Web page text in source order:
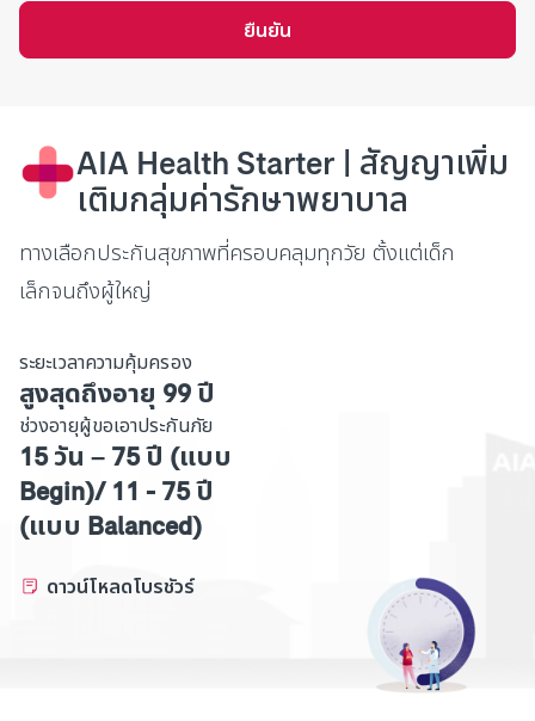
ความตามกฎหมาย การให้ความยินยอมครั้งนี้มีผลแทนที่การ
วัตถุประสงค์ข้างต้น ท่านสามารถศึกษานโยบายข้อมูลส่วน
บุคคลได้ที่เว็บไซต์ของเอไอเอตามลิ้งค์ดังต่อไปนี้
www.aia.co.th/privacy และสามารถติดต่อสอบถามข้อมูล
เพิ่มเติม หรือ ร้องขอใช้สิทธิตามที่กฎหมายกำหนด ได้ที่เอไอเอ
คอลเซ็นเตอร์ โทร. 1581 หากท่านต้องการติดต่อเจ้าหน้าที่
คุ้มครองข้อมูลส่วนบุคคลของเอไอเอ (DPO) กรุณาติดต่อทาง
ไอเอ จำกัด 181 ถนนสุรวงศ์ แขวงสุริยวงศ์ เขตบางรัก
กรุงเทพฯ 10500
ยืนยัน
AIA Health Starter | สัญญาเพิ่ม
เติมกลุ่มค่ารักษาพยาบาล
ทางเลือกประกันสุขภาพที่ครอบคลุมทุกวัย ตั้งแต่เด็ก
เล็กจนถึงผู้ใหญ่
ระยะเวลาความคุ้มครอง
สูงสุดถึงอายุ 99 ปี
ช่วงอายุผู้ขอเอาประกันภัย
15 วัน – 75 ปี (แบบ
Begin)/ 11 - 75 ปี
(แบบ Balanced)
ดาวน์โหลดโบรชัวร์